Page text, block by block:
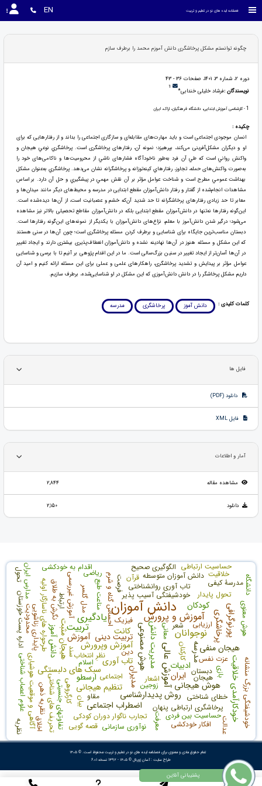
فصلنامه ایده های نو در تعلیم و تربیت EN
چگونه توانستم مشکل پرخاشگری دانش آموزم محمد را برطرف سازم
دوره 2، شماره 3، 1401، صفحات 36 - 43
نویسندگان :فرشاد خلیلی خندابی* 1
1- کارشناسی آموزش ابتدایی، دانشگاه فرهنگیان، اراک، ایران
چکیده :
انسان موجودی اجتماعی است و باید مهارت‌های مقابله‌ای و سازگاری اجتماعی را بداند و از رفتارهایی که برای
او و دیگران مشکل‌آفرینی می‌کند، بپرهیزد؛ نمونه آن، رفتارهای پرخاشگری است. پرخاشگري نوعي هيجان و
واکنش رواني است که طي آن فرد به‌طور ناخودآگاه فشارهای ناشي از محرومیت‌ها و ناکامی‌های خود را
به‌صورت واکنش‌های حمله، تجاوز، رفتارهاي کینه‌توزانه و پرخاشگرانه نشان می‌دهد. پرخاشگري به‌عنوان مشکل
بهداشت عمومي مطرح است و شناخت عوامل مؤثر بر آن نقش مهمي در پيشگيري و حل آن دارد. بر اساس
مشاهدات انجام‌شده از گفتار و رفتار دانش‌آموزان مقطع ابتدایی در مدرسه و محیط‌های دیگر مانند میدان‌ها و
معابر تا حد زیادی رفتارهای پرخاشگرانه تا حد شدید آن‌که خشم و عصبانیت است، از آن‌ها دیده‌شده است.
این‌گونه رفتارها نه‌تنها در دانش‌آموزان مقطع ابتدایی بلکه در دانش‌آموزان مقاطع تحصیلی بالاتر نیز مشاهده
می‌شود؛ درگیر شدن دانش‌آموز با معلم، نزاع‌های دانش‌آموزان با یکدیگر از نمونه‌های این‌گونه رفتارها است.
دبستان مناسب‌ترین جایگاه برای شناسایی و برطرف کردن مسئله پرخاشگری است؛ چون آن‌ها در سنی هستند
که این مشکل و مسئله هنوز در آن‌ها نهادینه نشده و دانش‌آموزان انعطاف‌پذیری بیشتری دارند و ایجاد تغییر
در آن‌ها آسان‌تر از ایجاد تغییر در سنین بزرگ‌سالی است. ما در این اقدام پژوهی بر آنیم تا با برسی و شناسایی
عوامل مؤثر بر پیدایش و تشدید پرخاشگری، راهکارهای علمی و عملی برای این مسئله ارائه کنیم و امید آن
داریم مشکل پرخاشگر را در دانش دانش‌آموزی که این مشکل در او شناسایی‌شده، برطرف سازیم.
کلمات کلیدی : دانش آموز پرخاشگری مدرسه
فایل ها
دانلود (PDF)
فایل XML
آمار و اطلاعات
مشاهده مقاله 2,844
دانلود 2,150
دانش آموزان
یادگیری
نوجوانان
آموزش عالی
آموزش و پرورش
تربیت
سبک های دلبستگی
مدرسه
تربیت دینی مدیریت دانش آموزش وپرورش هوش مصنوعی آموزش
ادبیات
کانت
روش پدیدارشناسی
ایران ارسطو
تاب آوری
هوش هیجانی
مدیران خودکارآمدی خلاقیت
هیجان مثبت هیجان منفی
پرخاشگری
کودکان
تنظیم هیجانی
اضطراب اجتماعی
پورنوگرافی
دانش آموزطرحواره های ناسازگار اولیه
پرخاشگری ارتباطی پنهان
احساس گناه و شرم
زوجین
تجارب ناگوار دوران کودکی
خودشیفتگی آسیب پذیر
خودشیفتگی بزرگ منشانه حساسیت بین فردی تحریف های شناختی
تاب آوری روانشناختی
پایداری زناشویی هوش معنوی
آگاهی و موقعیت هوشیاری
دانش آموزان متوسطه
عزت نفس
مناعت طبع
کارگروهی
الگوگیری صحیح
آموزش غیررسمی
نوآوری سازمانی
کارکنان
اداره پست خوزستان
افکار خودکشی
اقدام به خودکشی
تحول پایدار
مقاو نظریه ذهن تفاوتهای جنسیتی
حساسیت ارتباطی
خطای شناختی
نگرش به طلاق
علوم اعصاب شناختی نظرِ انتخاب
مدرسۀ کیفی
مدل گلسر مدارس ایران
اجتماعی دبستان
ارزیابی
بازی
قصه گویی
شعر فیزیک
ریاضی
اشعار
ارتباط
دین
معرفت
خلاقیت فرصت
محدودیت معانی
بیان
نظریه اخلاق
دانشگاه
سند
تحول
عدالت
اسلام
قرآن
هیجان
تمام حقوق مادی و معنوی برای فصلنامه ایده های نو در تعلیم و تربیت محفوظ است. © ۱۴۰۵
طراح سایت :آسان ژورنال © ۱۴۰۵ - 1392 نسخه 6.01